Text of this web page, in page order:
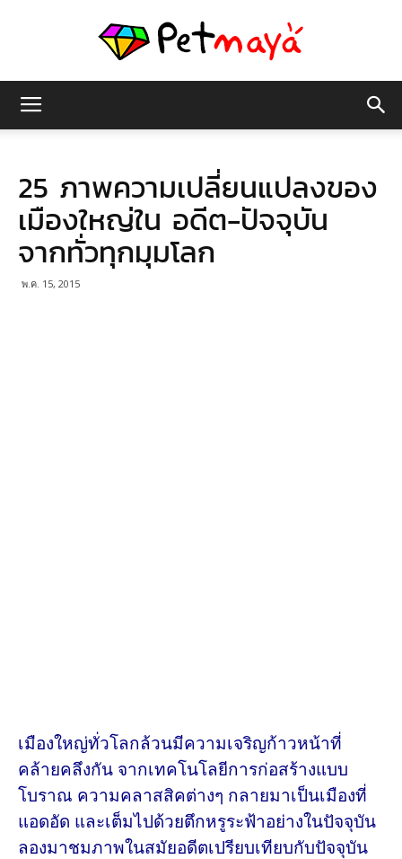
มายา
25 ภาพความเปลี่ยนแปลงของ
เมืองใหญ่ใน อดีต-ปัจจุบัน
จากทั่วทุกมุมโลก
พ.ค. 15, 2015
เมืองใหญ่ทั่วโลกล้วนมีความเจริญก้าวหน้าที่
คล้ายคลึงกัน จากเทคโนโลยีการก่อสร้างแบบ
โบราณ ความคลาสสิคต่างๆ กลายมาเป็นเมืองที่
แอดอัด และเต็มไปด้วยตึกหรูระฟ้าอย่างในปัจจุบัน
ลองมาชมภาพในสมัยอดีตเปรียบเทียบกับปัจจุบัน